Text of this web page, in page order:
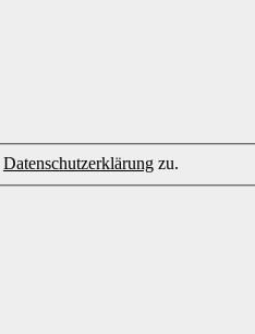
Datenschutzerklärungzu.